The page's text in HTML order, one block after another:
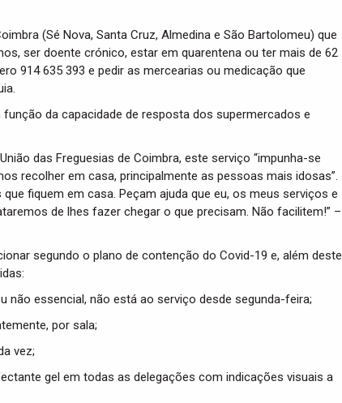
(Sé Nova, Santa Cruz, Almedina e São Bartolomeu) que
ser doente crónico, estar em quarentena ou ter mais de 62
914 635 393 e pedir as mercearias ou medicação que
da capacidade de resposta dos supermercados e
das Freguesias de Coimbra, este serviço “impunha-se
recolher em casa, principalmente as pessoas mais idosas”.
fiquem em casa. Peçam ajuda que eu, os meus serviços e
de lhes fazer chegar o que precisam. Não facilitem!” –
segundo o plano de contenção do Covid-19 e, além deste
não essencial, não está ao serviço desde segunda-feira;
por sala;
vez;
gel em todas as delegações com indicações visuais a